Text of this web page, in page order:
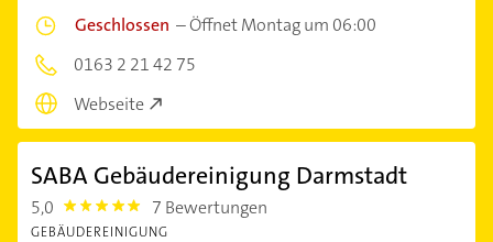
Geschlossen –Öffnet Montag um 06:00
0163 2 21 42 75
Webseite
SABA Gebäudereinigung Darmstadt
5,0 5.0 7 Bewertungen
GEBÄUDEREINIGUNG